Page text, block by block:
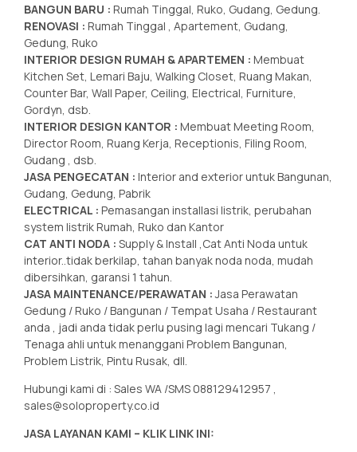
BANGUN BARU : Rumah Tinggal, Ruko, Gudang, Gedung.
RENOVASI : Rumah Tinggal , Apartement, Gudang,
Gedung, Ruko
INTERIOR DESIGN RUMAH & APARTEMEN : Membuat
Kitchen Set, Lemari Baju, Walking Closet, Ruang Makan,
Counter Bar, Wall Paper, Ceiling, Electrical, Furniture,
Gordyn, dsb.
INTERIOR DESIGN KANTOR : Membuat Meeting Room,
Director Room, Ruang Kerja, Receptionis, Filing Room,
Gudang , dsb.
JASA PENGECATAN : Interior and exterior untuk Bangunan,
Gudang, Gedung, Pabrik
ELECTRICAL : Pemasangan installasi listrik, perubahan
system listrik Rumah, Ruko dan Kantor
CAT ANTI NODA : Supply & Install ,Cat Anti Noda untuk
interior..tidak berkilap, tahan banyak noda noda, mudah
dibersihkan, garansi 1 tahun.
JASA MAINTENANCE/PERAWATAN :Jasa Perawatan
Gedung / Ruko / Bangunan / Tempat Usaha / Restaurant
anda , jadi anda tidak perlu pusing lagi mencari Tukang /
Tenaga ahli untuk menanggani Problem Bangunan,
Problem Listrik, Pintu Rusak, dll.
Hubungi kami di : Sales WA /SMS 088129412957 ,
sales@soloproperty.co.id
JASA LAYANAN KAMI – KLIK LINK INI: